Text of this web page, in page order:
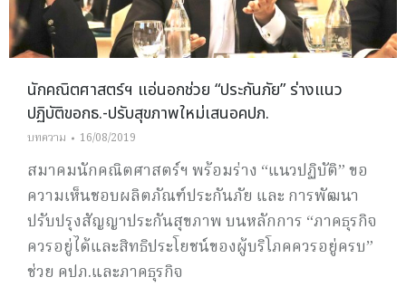
นักคณิตศาสตร์ฯ แอ่นอกช่วย “ประกันภัย” ร่างแนว
ปฏิบัติขอกธ.-ปรับสุขภาพใหม่เสนอคปภ.
บทความ 16/08/2019
สมาคมนักคณิตศาสตร์ฯ พร้อมร่าง “แนวปฏิบัติ” ขอ
ความเห็นชอบผลิตภัณฑ์ประกันภัย และ การพัฒนา
ปรับปรุงสัญญาประกันสุขภาพ บนหลักการ “ภาคธุรกิจ
ควรอยู่ได้และสิทธิประโยชน์ของผู้บริโภคควรอยู่ครบ”
ช่วย คปภ.และภาคธุรกิจ